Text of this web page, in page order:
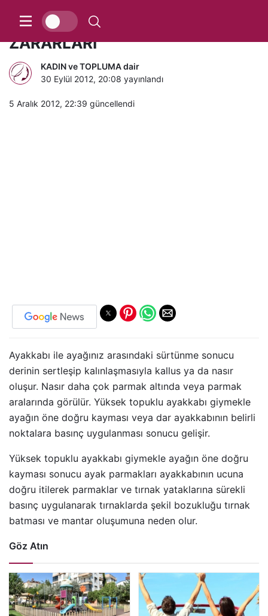
TOPUKLU AYAKKABILARIN
ZARARLARI
KADIN ve TOPLUMA dair
30 Eylül 2012, 20:08 yayınlandı
5 Aralık 2012, 22:39 güncellendi
Ayakkabı ile ayağınız arasındaki sürtünme sonucu
derinin sertleşip kalınlaşmasıyla kallus ya da nasır
oluşur. Nasır daha çok parmak altında veya parmak
aralarında görülür. Yüksek topuklu ayakkabı giymekle
ayağın öne doğru kayması veya dar ayakkabının belirli
noktalara basınç uygulanması sonucu gelişir.
Yüksek topuklu ayakkabı giymekle ayağın öne doğru
kayması sonucu ayak parmakları ayakkabının ucuna
doğru itilerek parmaklar ve tırnak yataklarına sürekli
basınç uygulanarak tırnaklarda şekil bozukluğu tırnak
batması ve mantar oluşumuna neden olur.
Göz Atın